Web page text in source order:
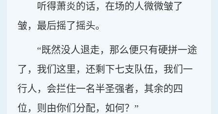
听得萧炎的话，在场的人微微皱了
皱，最后摇了摇头。
“既然没人退走，那么便只有硬拼一途
了，我们这里，还剩下七支队伍，我们一
行人，会拦住一名半圣强者，其余的四
位，则由你们分配，如何？”